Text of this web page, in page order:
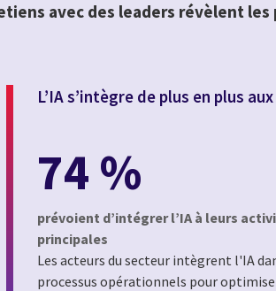
avec des leaders révèlent
L’IA s’intègre de plus en plus
74 %
prévoient d’intégrer l’IA à leurs
principales
Les acteurs du secteur intègrent l'IA
processus opérationnels pour